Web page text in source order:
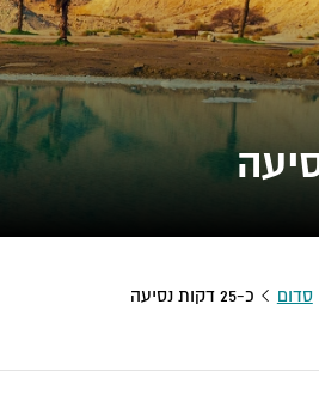
סדום כ-25 דקות נסיעה